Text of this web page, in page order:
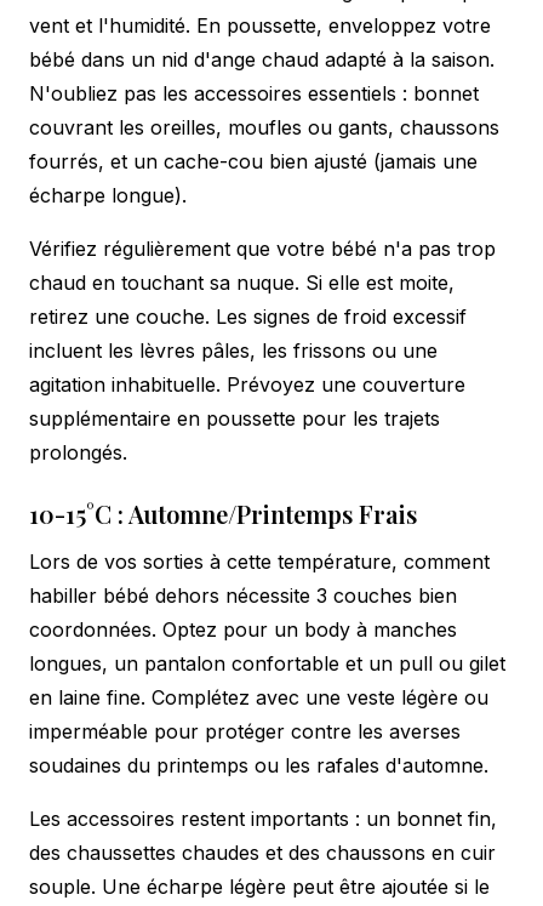
vent et l'humidité. En poussette, enveloppez votre
bébé dans un nid d'ange chaud adapté à la saison.
N'oubliez pas les accessoires essentiels : bonnet
couvrant les oreilles, moufles ou gants, chaussons
fourrés, et un cache-cou bien ajusté (jamais une
écharpe longue).
Vérifiez régulièrement que votre bébé n'a pas trop
chaud en touchant sa nuque. Si elle est moite,
retirez une couche. Les signes de froid excessif
incluent les lèvres pâles, les frissons ou une
agitation inhabituelle. Prévoyez une couverture
supplémentaire en poussette pour les trajets
prolongés.
10-15°C : Automne/Printemps Frais
Lors de vos sorties à cette température, comment
habiller bébé dehors nécessite 3 couches bien
coordonnées. Optez pour un body à manches
longues, un pantalon confortable et un pull ou gilet
en laine fine. Complétez avec une veste légère ou
imperméable pour protéger contre les averses
soudaines du printemps ou les rafales d'automne.
Les accessoires restent importants : un bonnet fin,
des chaussettes chaudes et des chaussons en cuir
souple. Une écharpe légère peut être ajoutée si le